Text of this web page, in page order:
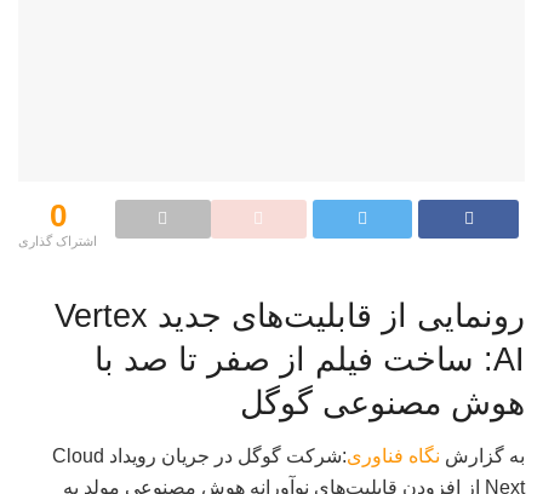
0
اشتراک گذاری‌
رونمایی از قابلیت‌های جدید Vertex
AI: ساخت فیلم از صفر تا صد با
هوش مصنوعی گوگل
به گزارش نگاه فناوری
:شرکت گوگل در جریان رویداد Cloud
Next از افزودن قابلیت‌های نوآورانه هوش مصنوعی مولد به